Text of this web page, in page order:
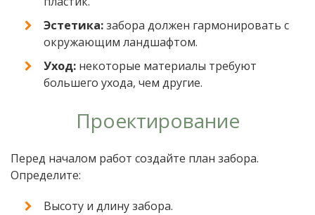
Эстетика:забора должен гармонировать с
окружающим ландшафтом.
Уход: некоторые материалы требуют
большего ухода, чем другие.
Проектирование
Перед началом работ создайте план забора.
Определите:
Высоту и длину забора.